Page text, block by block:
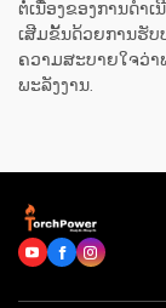
ຕໍ່ເນື່ອງຂອງການດຳ
ເສີມຂັ້ນດ້ວຍການຮັບ
ຄວາມສະບາຍໃຈວ່າ
ພະລັງງານ.